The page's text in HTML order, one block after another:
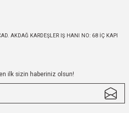
AKDAĞ KARDEŞLER IŞ HANI NO: 68 İÇ KAPI
ilk sizin haberiniz olsun!